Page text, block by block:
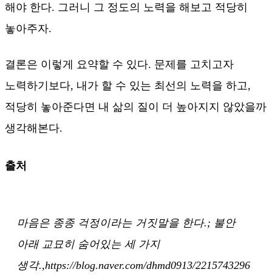
해야 한다. 그러니 그 정도의 노력을 해보고 적당히
놓아주자.
결론은 이렇게 요약할 수 있다. 문제를 고치고자
노력하기보다, 내가 할 수 있는 최선의 노력을 하고,
적당히 놓아준다면 내 삶의 질이 더 높아지지 않았을까
생각해본다.
출처
마음은 종종 걱정이라는 거짓말을 한다.; 불안
아래 교묘히 숨어있는 세 가지
생각.,https://blog.naver.com/dhmd0913/2215743296